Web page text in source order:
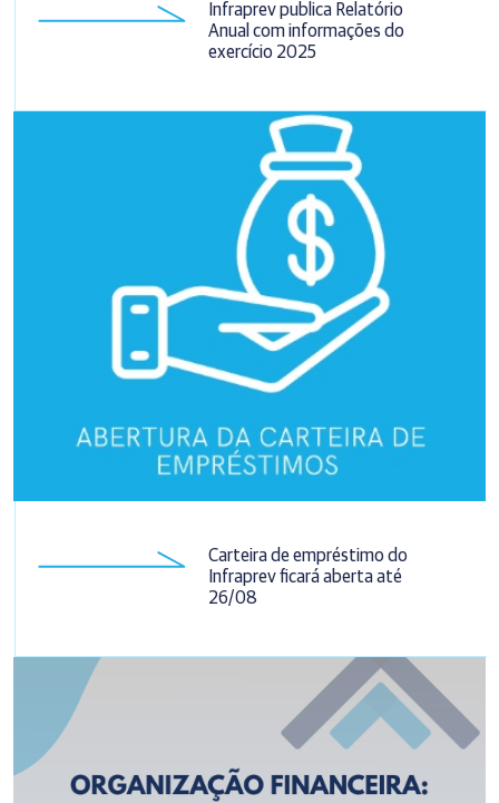
Infraprev publica Relatório
Anual com informações do
exercício 2025
Carteira de empréstimo do
Infraprev ficará aberta até
26/08